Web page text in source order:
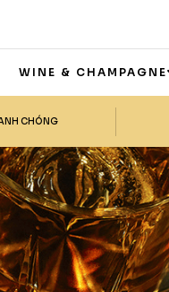
WINE & CHAMPAGNE
CHÓNG